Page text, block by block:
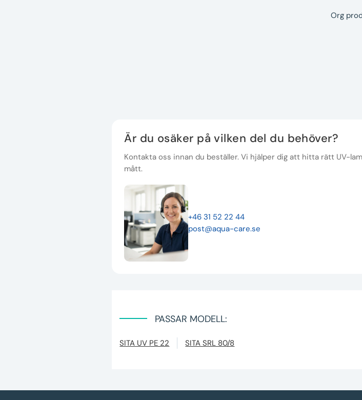
Org
Är du osäker på vilken del du behöver?
Kontakta oss innan du beställer. Vi hjälper dig att hitta rätt UV-
mått.
+46 31 52 22 44
post@aqua-care.se
PASSAR MODELL:
SITA UV PE 22 SITA SRL 80/8